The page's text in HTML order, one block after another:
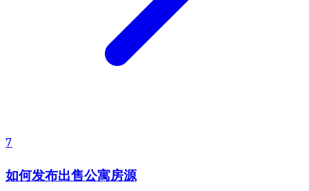
7
如何发布出售公寓房源